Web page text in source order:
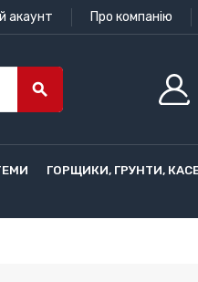
акаунт Про компанію
search
ГОРЩИКИ, ГРУНТИ,